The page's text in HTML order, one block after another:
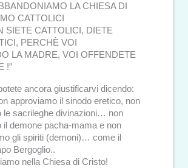
LA CHIESA DI
CATTOLICI
SIETE CATTOLICI, DIETE
PERCHÈ VOI
LA MADRE, VOI OFFENDETE
!”
ancora giustificarvi dicendo:
approviamo il sinodo eretico, non
le sacrileghe divinazioni… non
il demone pacha-mama e non
gli spiriti (demoni)… come il
Bergoglio..
nella Chiesa di Cristo!